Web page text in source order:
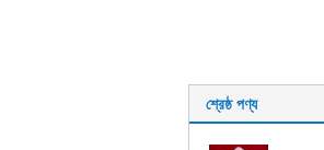
শ্রেষ্ঠ পণ্য